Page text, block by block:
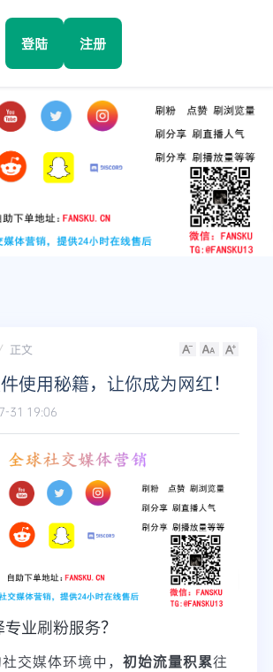
登陆 注册
Facebook
TikTok
YouTube
Twitter
Telegram
更多
正文
使用秘籍，让你成为网红！
31 19:06
业刷粉服务？
交媒体环境中， 初始流量积累往